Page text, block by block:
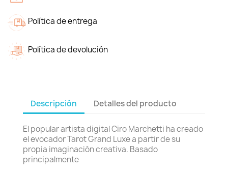
Política de entrega
Política de devolución
Descripción Detalles del producto
El popular artista digital Ciro Marchetti ha creado
el evocador Tarot Grand Luxe a partir de su
propia imaginación creativa. Basado
principalmente